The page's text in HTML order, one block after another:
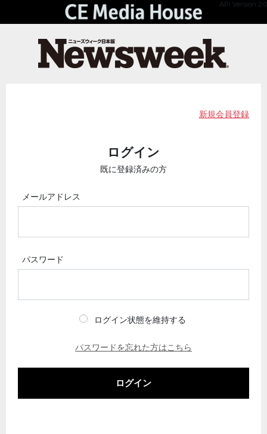
API Version 2.0
新規会員登録
ログイン
既に登録済みの方
メールアドレス
パスワード
ログイン状態を維持する
パスワードを忘れた方はこちら
ログイン